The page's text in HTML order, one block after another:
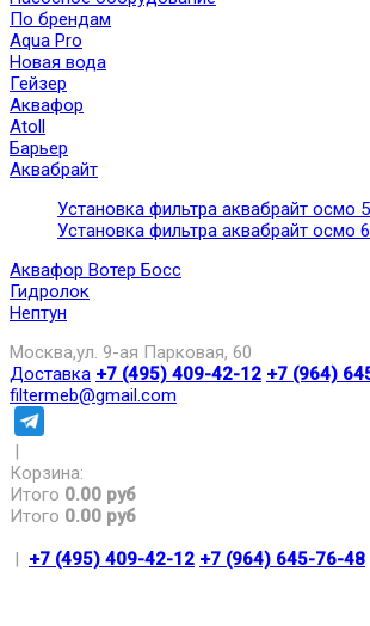
По брендам
Aqua Pro
Новая вода
Гейзер
Аквафор
Atoll
Барьер
Аквабрайт
Установка фильтра аквабрайт осмо 5
Установка фильтра аквабрайт осмо 6
Аквафор Вотер Босс
Гидролок
Нептун
Москва,ул. 9-ая Парковая, 60
Доставка +7 (495) 409-42-12 +7 (964)
filtermeb@gmail.com
|
Корзина:
Итого 0.00 руб
Итого 0.00 руб
| +7 (495) 409-42-12 +7 (964) 645-76-48